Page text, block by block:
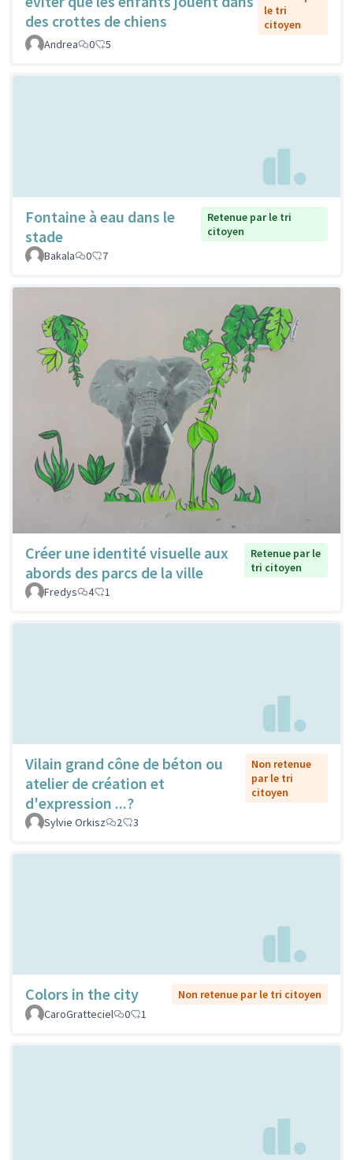
des crottes de chiens
le tri
citoyen
Andrea
0 5
Fontaine à eau dans le
stade
Retenue par le tri
citoyen
Bakala
0 7
Créer une identité visuelle aux
abords des parcs de la ville
Retenue par le
tri citoyen
Fredys
4 1
Vilain grand cône de béton ou
atelier de création et
d'expression ...?
Non retenue
par le tri
citoyen
Sylvie Orkisz 2 3
Colors in the city
Non retenue par le tri citoyen
CaroGratteciel
0 1